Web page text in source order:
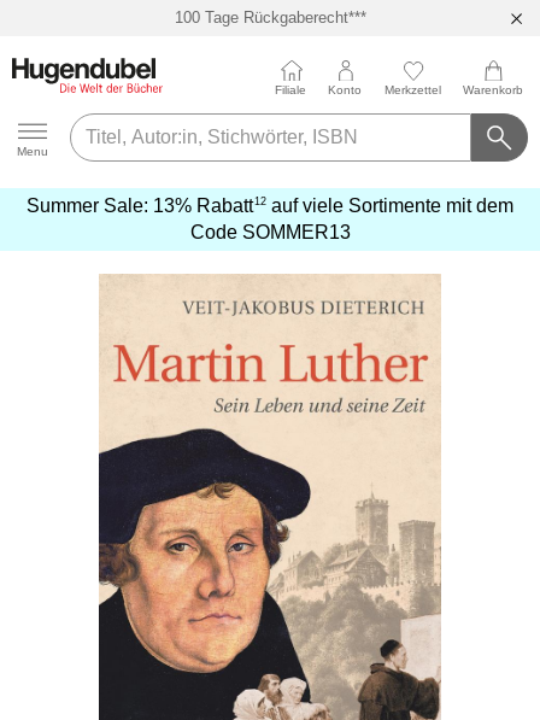
100 Tage Rückgaberecht***
Hugendubel
Menu
Filiale Konto Merkzettel Warenkorb
Summer Sale: 13% Rabatt12 auf viele Sortimente mit dem
Code SOMMER13
erfahren